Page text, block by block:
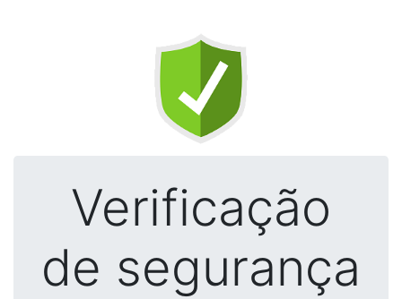
Verificação
de segurança